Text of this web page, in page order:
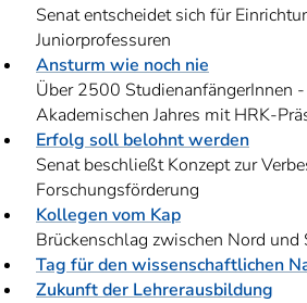
Senat entscheidet sich für
Juniorprofessuren
Ansturm wie noch nie
Über 2500 StudienanfängerInnen
Akademischen Jahres mit HRK-
Erfolg soll belohnt werden
Senat beschließt Konzept zur
Forschungsförderung
Kollegen vom Kap
Brückenschlag zwischen Nord und
Tag für den wissenschaftlichen
Zukunft der Lehrerausbildung